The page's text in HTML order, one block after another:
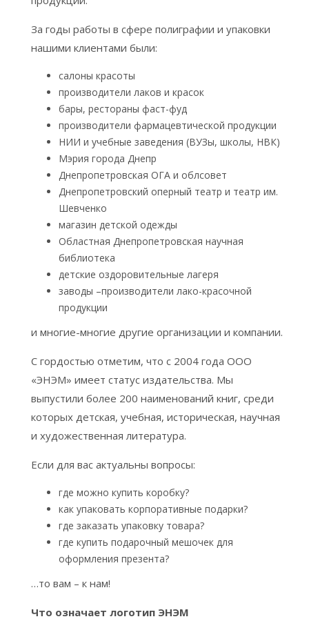
За годы работы в сфере полиграфии и упаковки
нашими клиентами были:
салоны красоты
производители лаков и красок
бары, рестораны фаст-фуд
производители фармацевтической продукции
НИИ и учебные заведения (ВУЗы, школы, НВК)
Мэрия города Днепр
Днепропетровская ОГА и облсовет
Днепропетровский оперный театр и театр им.
Шевченко
магазин детской одежды
Областная Днепропетровская научная
библиотека
детские оздоровительные лагеря
заводы –производители лако-красочной
продукции
и многие-многие другие организации и компании.
С гордостью отметим, что с 2004 года ООО
«ЭНЭМ» имеет статус издательства. Мы
выпустили более 200 наименований книг, среди
которых детская, учебная, историческая, научная
и художественная литература.
Если для вас актуальны вопросы:
где можно купить коробку?
как упаковать корпоративные подарки?
где заказать упаковку товара?
где купить подарочный мешочек для
оформления презента?
…то вам – к нам!
Что означает логотип ЭНЭМ